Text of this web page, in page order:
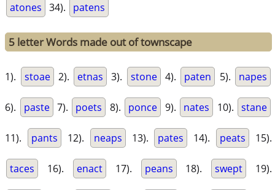
atones 34). patens
5 letter Words made out of townscape
1). stoae 2). etnas 3). stone 4). paten 5). napes
6). paste 7). poets 8). ponce 9). nates 10). stane
11). pants 12). neaps 13). pates 14). peats 15).
taces 16). enact 17). peans 18). swept 19).